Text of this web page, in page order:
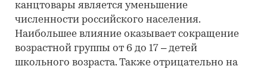
канцтовары является уменьшение
численности российского населения.
Наибольшее влияние оказывает сокращение
возрастной группы от 6 до 17 – детей
школьного возраста. Также отрицательно на